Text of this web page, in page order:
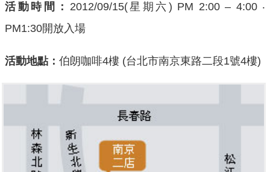
活動時間： 2012/09/15(星期六) PM 2:00 – 4:00 ‧
PM1:30開放入場
活動地點： 伯朗咖啡4樓 (台北市南京東路二段1號4樓)